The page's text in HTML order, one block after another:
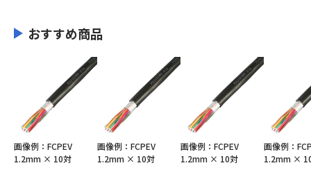
おすすめ商品
画像例：FCPEV
1.2mm × 10対
画像例：FCPEV
1.2mm × 10対
画像例：FCPEV
1.2mm × 10対
画像例：
1.2mm ×